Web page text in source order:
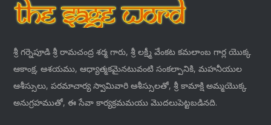
శ్రీ గర్నెపూడి శ్రీ రామచంద్ర శర్మ గారు, శ్రీ లక్ష్మీ వేంకట కమలాంబ గార్ల యొక్క
ఆకాంక్ష, ఆశయము, ఆధ్యాత్మకమైనటువంటి సంకల్పానికి, మహనీయుల
ఆశీస్సులు, పరమాచార్య స్వామివారి ఆశీస్సులతో, శ్రీ కామాక్షి అమ్మయొక్క
అనుగ్రహముతో, ఈ సేవా కార్యక్రమమయు మొదలుపెట్టబడినది.